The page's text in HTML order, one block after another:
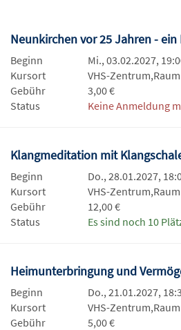
Neunkirchen vor 25 Jahren -
Beginn
Mi., 03.02.2027,
Kursort
VHS-
Gebühr
3,00 €
Status
Keine Anmeldung
Klangmeditation mit
Beginn
Do., 28.01.2027,
Kursort
VHS-
Gebühr
12,00 €
Status
Es sind noch 10
Heimunterbringung und
Beginn
Do., 21.01.2027,
Kursort
VHS-
Gebühr
5,00 €